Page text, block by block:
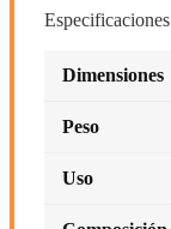
Especificaciones
Dimensiones
Peso
Uso